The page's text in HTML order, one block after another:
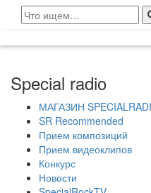
Search
for:
Special radio
МАГАЗИН
SR Recommended
Прием композиций
Прием видеоклипов
Конкурс
Новости